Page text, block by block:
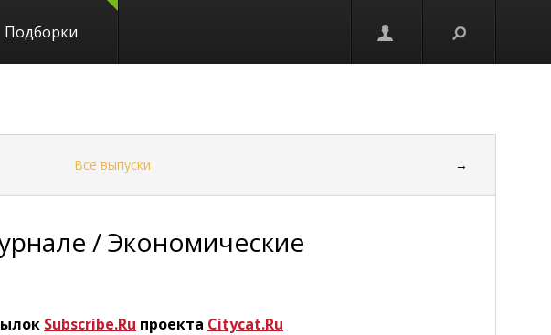
Подборки
Все выпуски →
/ Экономические
Subscribe.Ru проекта Citycat.Ru